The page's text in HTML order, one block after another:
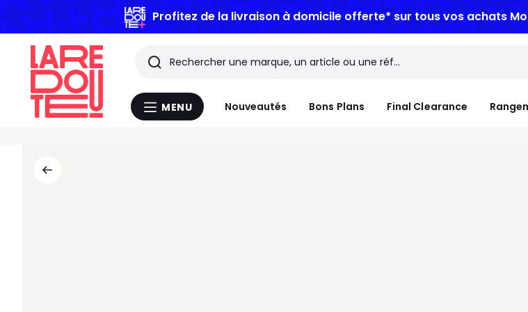
Profitez de la livraison à domicile offerte* sur tous vos achats
Menu
MENU Nouveautés Bons Plans Final Clearance
Rechercher
Les
derniers